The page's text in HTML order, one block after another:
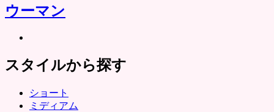
ウーマン
スタイルから探す
ショート
ミディアム